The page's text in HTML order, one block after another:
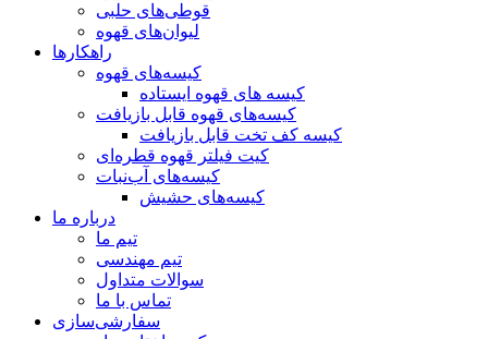
قوطی‌های حلبی
لیوان‌های قهوه
راهکارها
کیسه‌های قهوه
کیسه های قهوه ایستاده
کیسه‌های قهوه قابل بازیافت
کیسه کف تخت قابل بازیافت
کیت فیلتر قهوه قطره‌ای
کیسه‌های آب‌نبات
کیسه‌های حشیش
درباره ما
تیم ما
تیم مهندسی
سوالات متداول
تماس با ما
سفارشی‌سازی